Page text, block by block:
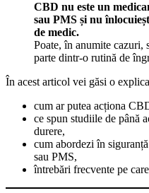
CBD nu este un
sau PMS și nu
de medic.
Poate, în anumite cazuri,
parte dintr-o rutină de
În acest articol vei găsi o
cum ar putea acționa
ce spun studiile de până
durere,
cum abordezi în
sau PMS,
întrebări frecvente pe